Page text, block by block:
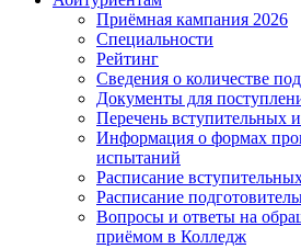
Приёмная кампания 2026
Специальности
Рейтинг
Сведения о количестве
Документы для
Перечень вступительных
Информация о формах
испытаний
Расписание
Расписание
Вопросы и ответы на
приёмом в Колледж